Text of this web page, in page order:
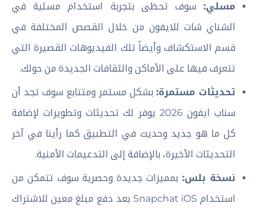
مسلي: سوف تحظى بتجربة استخدام مسلية في
الشناي شات للايفون من خلال القصص المختلفة في
قسم الاستكشاف وأيضاً تلك الفيديوهات القصيرة التي
تتعرف فيها على الأماكن والثقافات الجديدة من حولك.
تحديثات مستمرة: بشكل مستمر ومتتابع سوف تجد أن
سناب ايفون 2026 يوفر لك تحديثات وتطويرات لإضافة
كل ما هو جديد وحديث في التطبيق كما رأينا في آخر
التحديثات الأخيرة، بالإضافة إلى التدعيمات الأمنية.
نسخة بلس: بمميزات جديدة وحصرية سوف تتمكن من
استخدام Snapchat iOS بعد دفع مبلغ معين للاشتراك